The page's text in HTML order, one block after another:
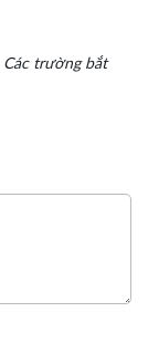
Các trường bắt